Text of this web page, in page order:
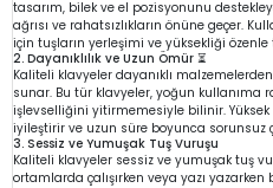
tasarım, bilek ve el pozisyonunu
ağrısı ve rahatsızlıkların önüne geçer.
için tuşların yerleşimi ve yüksekliği özenle
2. Dayanıklılık ve Uzun Ömür ⏳
Kaliteli klavyeler dayanıklı
sunar. Bu tür klavyeler, yoğun kullanıma
işlevselliğini yitirmemesiyle bilinir.
iyileştirir ve uzun süre boyunca sorunsuz
3. Sessiz ve Yumuşak Tuş Vuruşu
Kaliteli klavyeler sessiz ve yumuşak tuş
ortamlarda çalışırken veya yazı